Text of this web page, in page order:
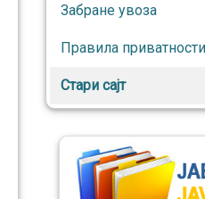
Забране увоза
Правила приватности
Стари сајт